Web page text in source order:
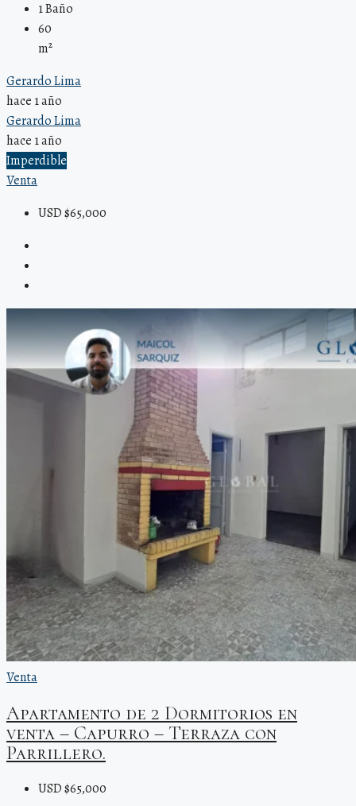
1Baño
60
m²
Gerardo Lima
hace 1 año
Gerardo Lima
hace 1 año
Imperdible
Venta
USD $65,000
Venta
Apartamento de 2 Dormitorios en
venta – Capurro – Terraza con
Parrillero.
USD $65,000